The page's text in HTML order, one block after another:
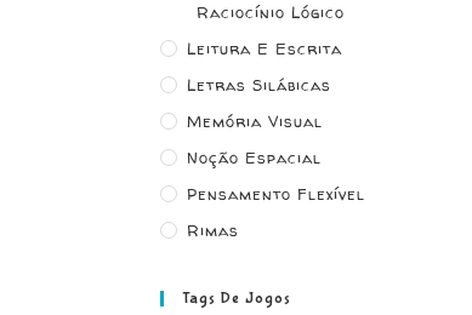
Raciocínio Lógico
Leitura E Escrita
Letras Silábicas
Memória Visual
Noção Espacial
Pensamento Flexível
Rimas
Tags De Jogos